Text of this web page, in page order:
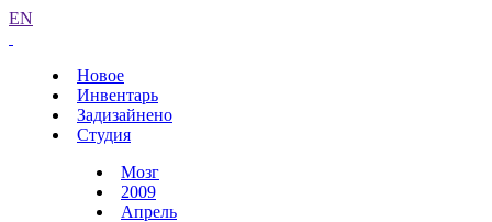
EN
Новое
Инвентарь
Задизайнено
Студия
Мозг
2009
Апрель